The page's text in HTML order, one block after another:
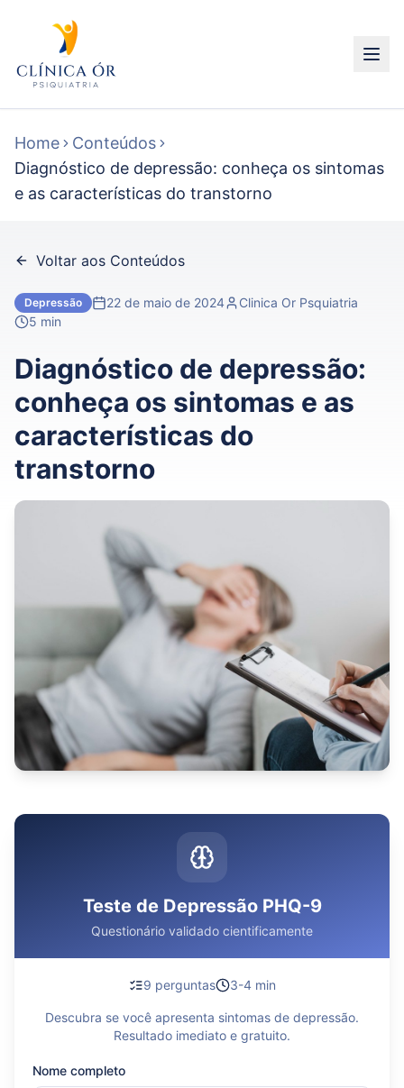
Home
Conteúdos
Diagnóstico de depressão: conheça os sintomas
e as características do transtorno
Voltar aos Conteúdos
Depressão 22 de maio de 2024
Clinica Or Psquiatria
5 min
Diagnóstico de depressão:
conheça os sintomas e as
características do
transtorno
Teste de Depressão PHQ-9
Questionário validado cientificamente
9 perguntas 3-4 min
Descubra se você apresenta sintomas de depressão.
Resultado imediato e gratuito.
Nome completo